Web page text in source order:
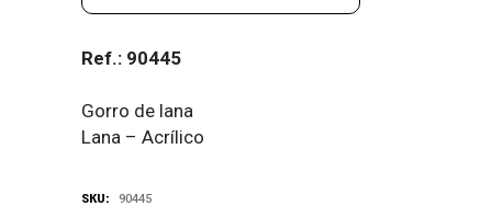
Ref.: 90445
Gorro de lana
Lana – Acrílico
SKU: 90445